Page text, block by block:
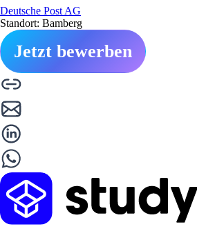
Deutsche Post AG
Standort: Bamberg
Jetzt bewerben